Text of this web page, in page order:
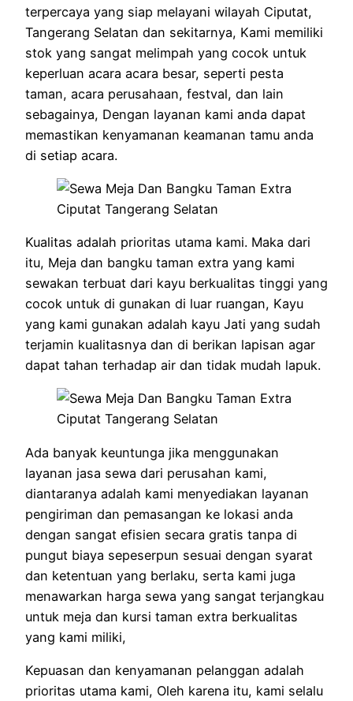
terpercaya yang siap melayani wilayah Ciputat,
Tangerang Selatan dan sekitarnya, Kami memiliki
stok yang sangat melimpah yang cocok untuk
keperluan acara acara besar, seperti pesta
taman, acara perusahaan, festval, dan lain
sebagainya, Dengan layanan kami anda dapat
memastikan kenyamanan keamanan tamu anda
di setiap acara.
Kualitas adalah prioritas utama kami. Maka dari
itu, Meja dan bangku taman extra yang kami
sewakan terbuat dari kayu berkualitas tinggi yang
cocok untuk di gunakan di luar ruangan, Kayu
yang kami gunakan adalah kayu Jati yang sudah
terjamin kualitasnya dan di berikan lapisan agar
dapat tahan terhadap air dan tidak mudah lapuk.
Ada banyak keuntunga jika menggunakan
layanan jasa sewa dari perusahan kami,
diantaranya adalah kami menyediakan layanan
pengiriman dan pemasangan ke lokasi anda
dengan sangat efisien secara gratis tanpa di
pungut biaya sepeserpun sesuai dengan syarat
dan ketentuan yang berlaku, serta kami juga
menawarkan harga sewa yang sangat terjangkau
untuk meja dan kursi taman extra berkualitas
yang kami miliki,
Kepuasan dan kenyamanan pelanggan adalah
prioritas utama kami, Oleh karena itu, kami selalu